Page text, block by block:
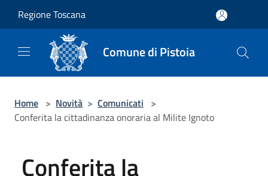
Regione Toscana
Comune di Pistoia
Home > Novità > Comunicati >
Conferita la cittadinanza onoraria al Milite Ignoto
Conferita la